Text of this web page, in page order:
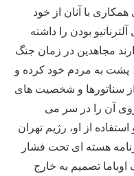
با آنان از خود
بودن را داشته
مجاهدین در زمان جنگ
ایران و عراق در سال های 1980-1988 پشت به مردم خود کرده و
سناتورها و شخصیت های
آن را در سر می
از او، رژیم تهران
هسته ای تحت فشار
تصمیم به خارج